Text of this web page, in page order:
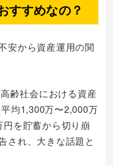
すすめなの？
安から資産運用の関
齢社会における資産
均1,300万〜2,000万
を貯蓄から切り崩
され、大きな話題と